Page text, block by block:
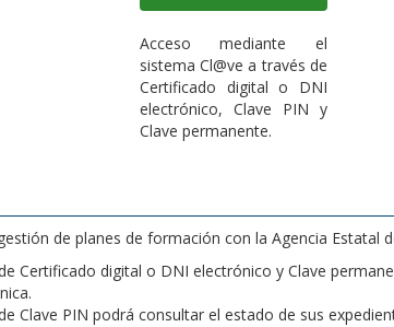
Acceso mediante el
sistema Cl@ve a través de
Certificado digital o DNI
electrónico, Clave PIN y
Clave permanente.
de planes de formación con la Agencia Estatal
Certificado digital o DNI electrónico y Clave
Clave PIN podrá consultar el estado de sus